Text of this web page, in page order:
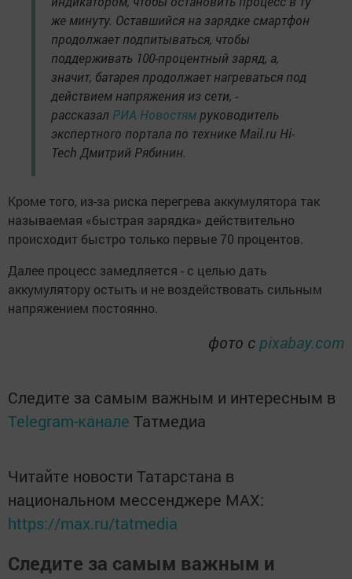
же минуту. Оставшийся на зарядке смартфон
продолжает подпитываться, чтобы
поддерживать 100-процентный заряд, а,
значит, батарея продолжает нагреваться под
действием напряжения из сети, -
рассказал РИА Новостям руководитель
экспертного портала по технике Mail.ru Hi-
Tech Дмитрий Рябинин.
Кроме того, из-за риска перегрева аккумулятора так
называемая «быстрая зарядка» действительно
происходит быстро только первые 70 процентов.
Далее процесс замедляется - с целью дать
аккумулятору остыть и не воздействовать сильным
напряжением постоянно.
фото с pixabay.com
Следите за самым важным и интересным в
Telegram-канале Татмедиа
Читайте новости Татарстана в
национальном мессенджере MАХ:
https://max.ru/tatmedia
Следите за самым важным и